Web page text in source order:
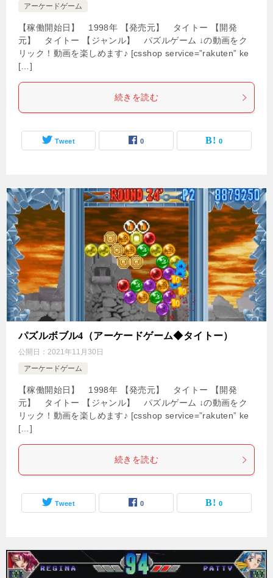
アーケードゲーム
【稼働開始日】 1998年 【発売元】 タイトー 【開発
元】 タイトー 【ジャンル】 パズルゲーム ↓の動画をク
リック！動画を楽しめます♪ [csshop service=”rakuten” ke
[…]
続きを読む
Tweet 0 0
パズルボブル4（アーケードゲーム◆タイトー）
公開日： 2021年11月30日
アーケードゲーム
【稼働開始日】 1998年 【発売元】 タイトー 【開発
元】 タイトー 【ジャンル】 パズルゲーム ↓の動画をク
リック！動画を楽しめます♪ [csshop service=”rakuten” ke
[…]
続きを読む
Tweet 0 0